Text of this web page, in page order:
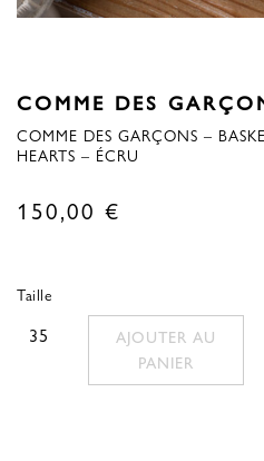
COMME DES
COMME DES GARÇONS –
HEARTS – ÉCRU
150,00 €
Taille
35
AJOUTER AU
PANIER